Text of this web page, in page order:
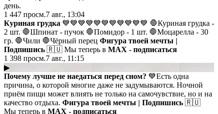
день.
1 447 просм.7 авг., 13:04
Куриная грудка 💙💙💙💙💙💙💙💙💙💙💙 🛑Куриная грудка -
2 шт. 🛑Шпинат - пучок 🛑Помидор - 1 шт. 🛑Моцарелла - 30
гр. 🛑Чили 🛑Чёрный перец Фигура твоей мечты |
Подпишись 🇷🇺 Мы теперь в MAX - подписаться
1 398 просм.7 авг., 11:15
▶
Почему лучше не наедаться перед сном? 💙Есть одна
причина, о которой многие даже не задумываются. Ночной
приём пищи может влиять не только на самочувствие, но и на
качество отдыха. Фигура твоей мечты | Подпишись 🇷🇺
Мы теперь в MAX - подписаться